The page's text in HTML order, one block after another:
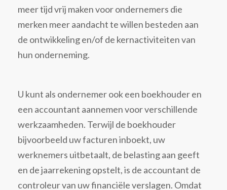
meer tijd vrij maken voor ondernemers die
merken meer aandacht te willen besteden aan
de ontwikkeling en/of de kernactiviteiten van
hun onderneming.
U kunt als ondernemer ook een boekhouder en
een accountant aannemen voor verschillende
werkzaamheden. Terwijl de boekhouder
bijvoorbeeld uw facturen inboekt, uw
werknemers uitbetaalt, de belasting aan geeft
en de jaarrekening opstelt, is de accountant de
controleur van uw financiële verslagen. Omdat